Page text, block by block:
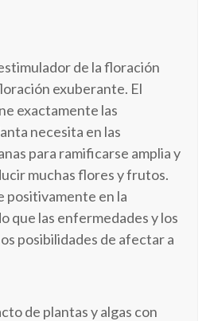
de la floración
exuberante. El
exactamente las
necesita en las
para ramificarse amplia y
muchas flores y frutos.
positivamente en la
que las enfermedades y los
posibilidades de afectar a
de plantas y algas con